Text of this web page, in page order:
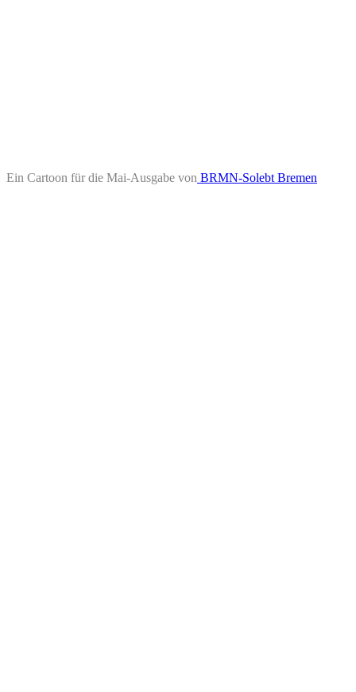
Ein Cartoon für die Mai-Ausgabe von BRMN-Solebt Bremen